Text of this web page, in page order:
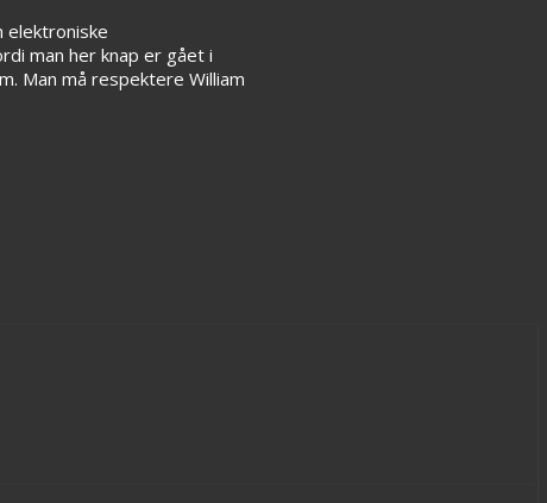
man her knap er gået i
Man må respektere William